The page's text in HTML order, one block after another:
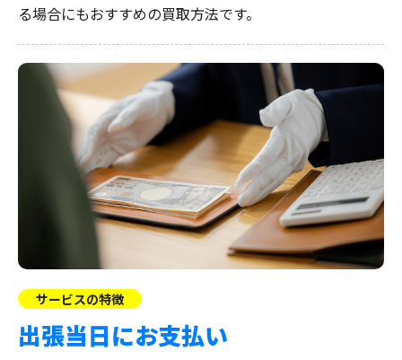
る場合にもおすすめの買取方法です。
サービスの特徴
出張当日にお支払い